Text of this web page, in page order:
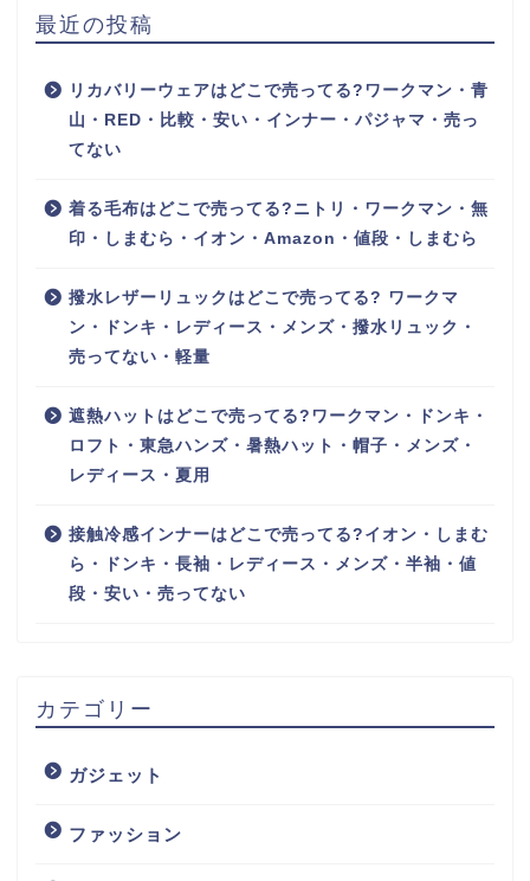
最近の投稿
リカバリーウェアはどこで売ってる?ワークマン・青
山・RED・比較・安い・インナー・パジャマ・売っ
てない
着る毛布はどこで売ってる?ニトリ・ワークマン・無
印・しまむら・イオン・Amazon・値段・しまむら
撥水レザーリュックはどこで売ってる? ワークマ
ン・ドンキ・レディース・メンズ・撥水リュック・
売ってない・軽量
遮熱ハットはどこで売ってる?ワークマン・ドンキ・
ロフト・東急ハンズ・暑熱ハット・帽子・メンズ・
レディース・夏用
接触冷感インナーはどこで売ってる?イオン・しまむ
ら・ドンキ・長袖・レディース・メンズ・半袖・値
段・安い・売ってない
カテゴリー
ガジェット
ファッション